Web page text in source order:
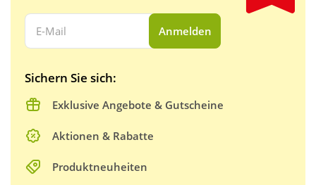
Ihre E-Mail Adresse:
Anmelden
Sichern Sie sich:
Exklusive Angebote & Gutscheine
Aktionen & Rabatte
Produktneuheiten